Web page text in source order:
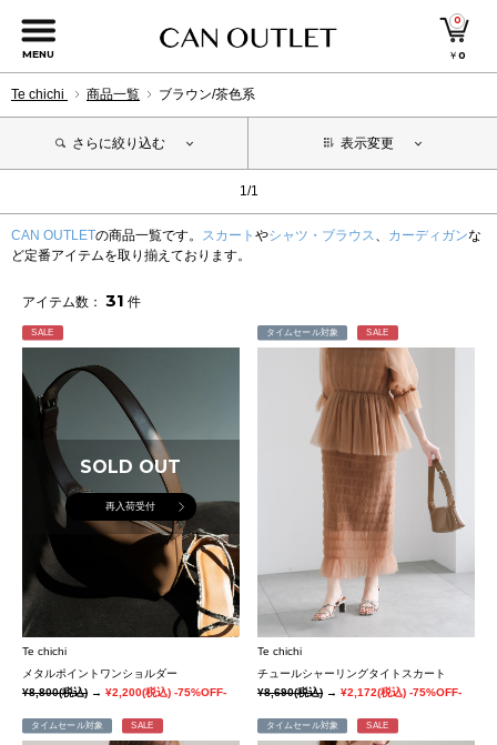
MENU
0
￥0
Te chichi 商品一覧 ブラウン/茶色系
さらに絞り込む 表示変更
1/1
CAN OUTLETの商品一覧です。 スカート やシャツ・ブラウス、 カーディガンな
ど定番アイテムを取り揃えております。
アイテム数： 31 件
SALE
SOLD OUT
再入荷受付
Te chichi
メタルポイントワンショルダー
¥8,800(税込) → ¥2,200(税込) -75%OFF-
タイムセール対象 SALE
Te chichi
チュールシャーリングタイトスカート
¥8,690(税込)→¥2,172(税込) -75%OFF-
タイムセール対象 SALE タイムセール対象 SALE